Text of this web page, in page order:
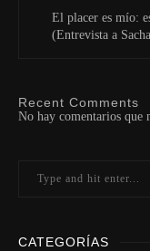
El placer es mío:
(Entrevista a
Recent Comments
No hay comentarios que
CATEGORÍAS